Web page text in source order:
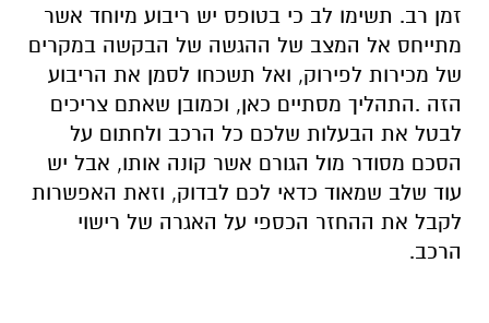
זמן רב. תשימו לב כי בטופס יש ריבוע מיוחד אשר
מתייחס אל המצב של ההגשה של הבקשה במקרים
של מכירות לפירוק, ואל תשכחו לסמן את הריבוע
הזה .התהליך מסתיים כאן, וכמובן שאתם צריכים
לבטל את הבעלות שלכם כל הרכב ולחתום על
הסכם מסודר מול הגורם אשר קונה אותו, אבל יש
עוד שלב שמאוד כדאי לכם לבדוק, וזאת האפשרות
לקבל את ההחזר הכספי על האגרה של רישוי
הרכב.